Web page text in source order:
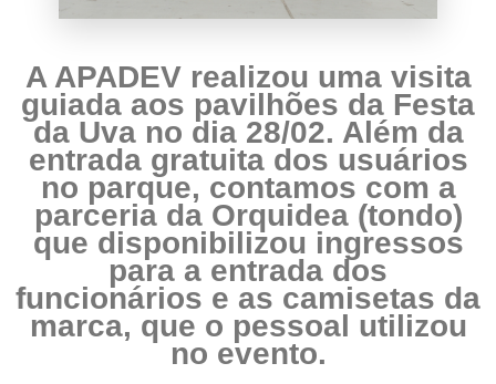
A APADEV realizou uma visita
guiada aos pavilhões da Festa
da Uva no dia 28/02. Além da
entrada gratuita dos usuários
no parque, contamos com a
parceria da Orquidea (tondo)
que disponibilizou ingressos
para a entrada dos
funcionários e as camisetas da
marca, que o pessoal utilizou
no evento.